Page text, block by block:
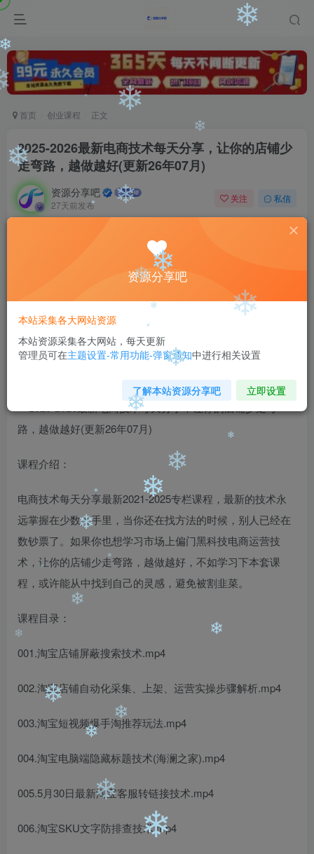
首页 创业课程 正文
2025-2026最新电商技术每天分享，让你的店铺少
走弯路，越做越好(更新26年07月)
资源分享吧
27天前发布
关注 私信
此内容为免费资源，请登录后查看
登录查看
2025-2026最新电商技术每天分享，让你的店铺少走弯路，
课程介绍：
电商技术每天分享最新2021-2025专栏课程，最新的技术永
远掌握在少数人手里，当你还在找方法的时候，别人已经在
数钞票了。如果你也想学习市场上偏门黑科技电商运营技
术，让你的店铺少走弯路，越做越好，不如学习下本套课
程，或许能从中找到自己的灵感，避免被割韭菜。
课程目录：
001.淘宝店铺屏蔽搜索技术.mp4
002.淘宝店铺自动化采集、上架、运营实操步骤解析.mp4
003.淘宝短视频爆手淘推荐玩法.mp4
004.淘宝电脑端隐藏标题技术(海澜之家).mp4
005.5月30日最新淘宝客服转链接技术.mp4
006.淘宝SKU文字防排查技术.mp4
资源分享吧
本站采集各大网站资源
本站资源采集各大网站，每天更新
管理员可在主题设置-常用功能-弹窗通知中进行相关设置
了解本站资源分享吧 立即设置
❄
❄
❄
❄
❄
❄
❄
❄ ❄
❄
❄
❄
❄
❄
❄ ❄
❄❄
❄
❄
❄
❄
❄